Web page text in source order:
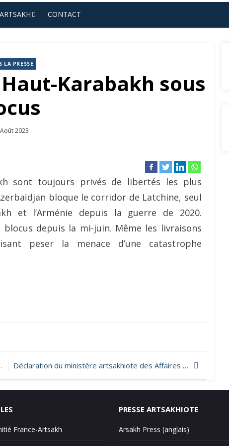
CONTACT
LA PRESSE
Karabakh sous
2023
sont toujours privés de libertés les plus
bloque le corridor de Latchine, seul
et l’Arménie depuis la guerre de 2020.
depuis la mi-juin. Même les livraisons
peser la menace d’une catastrophe
Déclaration du ministère artsakhiote des Affaires étrangères relative à la nécessité d’une action internationale urgente pour mettre fin à l’intention génocidaire de l’Azerbaïdjan
France-Artsakh
PRESSE ARTSAKHIOTE
Arsakh Press (anglais)